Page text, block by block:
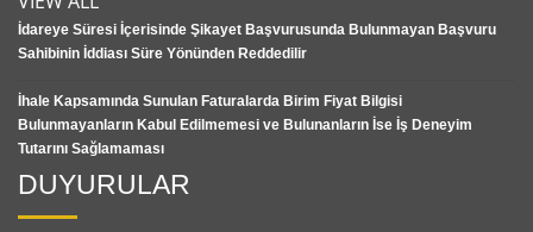
İdareye Süresi İçerisinde Şikayet Başvurusunda Bulunmayan Başvuru
Sahibinin İddiası Süre Yönünden Reddedilir
İhale Kapsamında Sunulan Faturalarda Birim Fiyat Bilgisi
Bulunmayanların Kabul Edilmemesi ve Bulunanların İse İş Deneyim
Tutarını Sağlamaması
DUYURULAR